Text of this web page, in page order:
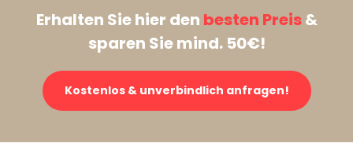
Erhalten Sie hier den besten Preis&
sparen Sie mind. 50€!
Kostenlos & unverbindlich anfragen!